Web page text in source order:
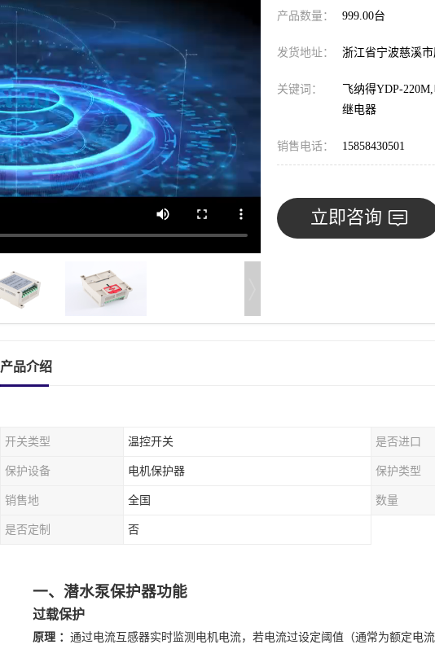
产品数量： 999.00台
发货地址： 浙江省宁波慈溪
关键词：
飞纳得YDP-
继电器
销售电话： 15858430501
立即咨询
产品介绍
开关类型 温控开关 是否进口
保护设备 电机保护器 保护类型
销售地 全国 数量
是否定制 否
一、 潜水泵保护器功能
过载保护
原理 ： 通过电流互感器实时监测电机电流，若电流过设定阈值（通常为额定电